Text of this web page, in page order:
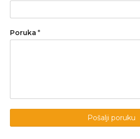
Poruka *
Pošalji poruku